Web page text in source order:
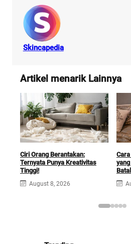
Skincapedia
Artikel menarik Lainnya
Ciri Orang Berantakan:
Ternyata Punya Kreativitas
Tinggi!
August 8, 2026